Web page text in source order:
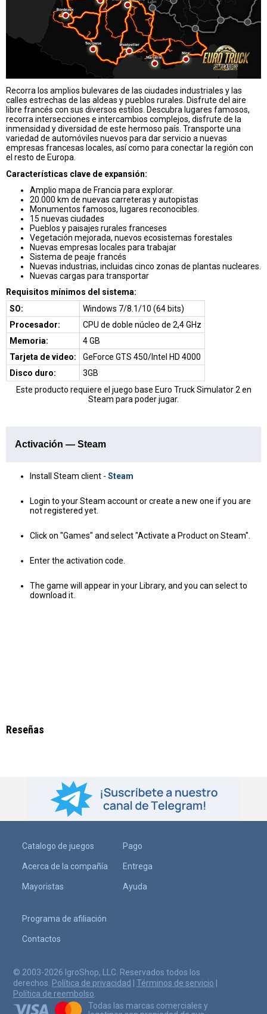
Recorra los amplios bulevares de las ciudades industriales y las
calles estrechas de las aldeas y pueblos rurales. Disfrute del aire
libre francés con sus diversos estilos. Descubra lugares famosos,
recorra intersecciones e intercambios complejos, disfrute de la
inmensidad y diversidad de este hermoso país. Transporte una
variedad de automóviles nuevos para dar servicio a nuevas
empresas francesas locales, así como para conectar la región con
el resto de Europa.
Características clave de expansión:
Amplio mapa de Francia para explorar.
20.000 km de nuevas carreteras y autopistas
Monumentos famosos, lugares reconocibles.
15 nuevas ciudades
Pueblos y paisajes rurales franceses
Vegetación mejorada, nuevos ecosistemas forestales
Nuevas empresas locales para trabajar
Sistema de peaje francés
Nuevas industrias, incluidas cinco zonas de plantas nucleares.
Nuevas cargas para transportar
Requisitos mínimos del sistema:
SO:
Windows 7/8.1/10 (64 bits)
Procesador:
CPU de doble núcleo de 2,4 GHz
Memoria:
4 GB
Tarjeta de video:
GeForce GTS 450/Intel HD 4000
Disco duro:
3GB
Este producto requiere el juego base Euro Truck Simulator 2 en
Steam para poder jugar.
Activación — Steam
Install Steam client - Steam
Login to your Steam account or create a new one if you are
not registered yet.
Click on "Games" and select "Activate a Product on Steam".
Enter the activation code.
The game will appear in your Library, and you can select to
download it.
Reseñas
Catalogo de juegos
Acerca de la compañía
Mayoristas
Pago
Entrega
Ayuda
Programa de afiliación
Contactos
© 2003-2026 IgroShop, LLC. Reservados todos los
derechos. Política de privacidad Términos de servicio
Política de reembolso.
Todas las marcas comerciales y